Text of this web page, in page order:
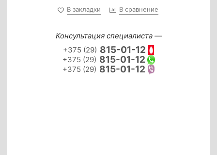
В закладки В сравнение
Консультация специалиста —
+375 (29) 815-01-12
+375 (29) 815-01-12
+375 (29) 815-01-12